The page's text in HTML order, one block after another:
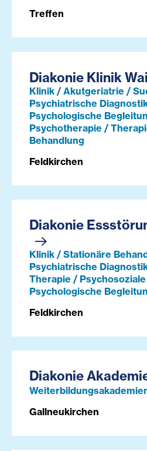
Treffen
Diakonie Klinik
Klinik / Akutgeriatrie /
Psychiatrische
Psychologische
Psychotherapie /
Behandlung
Feldkirchen
Diakonie
Klinik / Stationäre
Psychiatrische
Therapie /
Psychologische
Feldkirchen
Diakonie
Gallneukirchen